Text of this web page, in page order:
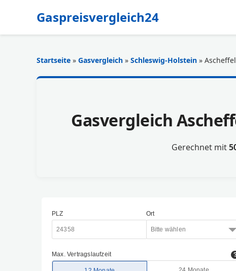
Gaspreisvergleich24
Startseite » Gasvergleich » Schleswig-Holstein » Ascheffel
Gasvergleich
Gerechnet mit